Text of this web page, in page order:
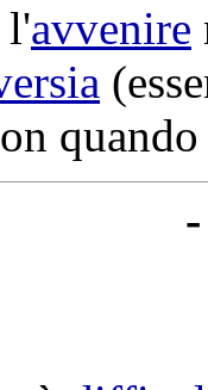
l'avvenire